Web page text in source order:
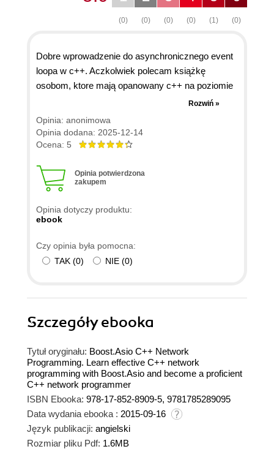
(0)
(1)
(0)
(0)
(0)
(0)
Dobre wprowadzenie do asynchronicznego event
loopa w c++. Aczkolwiek polecam książkę
osobom, ktore mają opanowany c++ na poziomie
wykorzystywane są tutaj wskaźniki inteligentne,
ktore już na stałe weszły do standardu c++11, i nie
musimy z nich korzystać poprzez bibliotekę
Rozwiń »
Opinia: anonimowa
Opinia dodana: 2025-12-14
Ocena: 5
Opinia potwierdzona
zakupem
Opinia dotyczy produktu:
ebook
Czy opinia była pomocna:
TAK (0) NIE (0)
Szczegółyebooka
Tytuł oryginału: Boost.Asio C++ Network
Programming. Learn effective C++ network
programming with Boost.Asio and become a proficient
C++ network programmer
ISBN Ebooka: 978-17-852-8909-5, 9781785289095
Data wydania ebooka : 2015-09-16
Język publikacji: angielski
Rozmiar pliku Pdf: 1.6MB